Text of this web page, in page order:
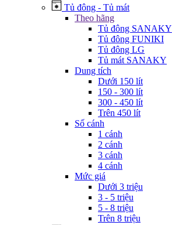
Tủ đông - Tủ mát
Theo hãng
Tủ đông SANAKY
Tủ đông FUNIKI
Tủ đông LG
Tủ mát SANAKY
Dung tích
Dưới 150 lít
150 - 300 lít
300 - 450 lít
Trên 450 lít
Số cánh
1 cánh
2 cánh
3 cánh
4 cánh
Mức giá
Dưới 3 triệu
3 - 5 triệu
5 - 8 triệu
Trên 8 triệu